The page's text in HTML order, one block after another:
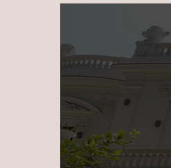
Skip to main content